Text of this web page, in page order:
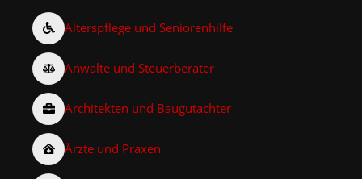
Alterspflege und Seniorenhilfe
Anwälte und Steuerberater
Architekten und Baugutachter
Ärzte und Praxen